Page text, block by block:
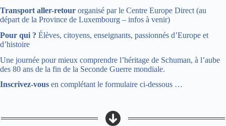
Transport aller-retour organisé par le Centre Europe Direct (au
départ de la Province de Luxembourg – infos à venir)
Pour qui ? Élèves, citoyens, enseignants, passionnés d’Europe et
d’histoire
Une journée pour mieux comprendre l’héritage de Schuman, à l’aube
des 80 ans de la fin de la Seconde Guerre mondiale.
Inscrivez-vous en complétant le formulaire ci-dessous …